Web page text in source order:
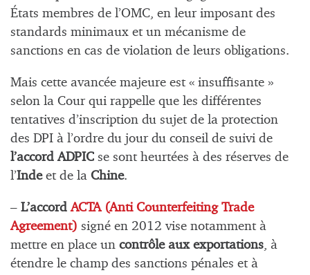
États membres de l’OMC, en leur imposant des
standards minimaux et un mécanisme de
sanctions en cas de violation de leurs obligations.
Mais cette avancée majeure est « insuffisante »
selon la Cour qui rappelle que les différentes
tentatives d’inscription du sujet de la protection
des DPI à l’ordre du jour du conseil de suivi de
l’accord ADPIC se sont heurtées à des réserves de
l’Indeet de la Chine.
– L’accordACTA (Anti Counterfeiting Trade
Agreement) signé en 2012 vise notamment à
mettre en place un contrôle aux exportations, à
étendre le champ des sanctions pénales et à